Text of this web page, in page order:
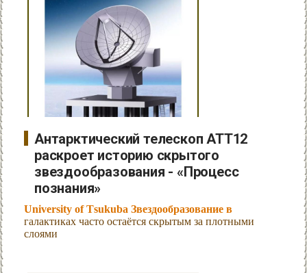
Антарктический телескоп ATT12
раскроет историю скрытого
звездообразования - «Процесс
познания»
University of Tsukuba Звездообразование в
галактиках часто остаётся скрытым за плотными
слоями